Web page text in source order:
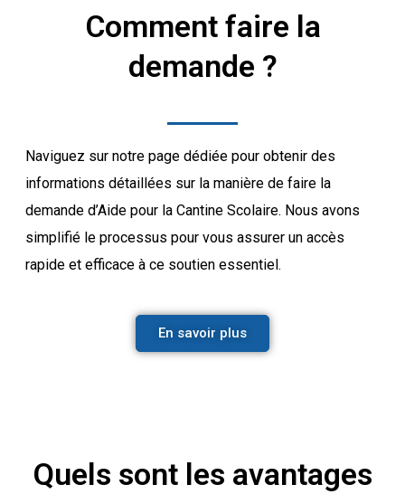
Comment faire la
demande ?
Naviguez sur notre page dédiée pour obtenir des
informations détaillées sur la manière de faire la
demande d’Aide pour la Cantine Scolaire. Nous avons
simplifié le processus pour vous assurer un accès
rapide et efficace à ce soutien essentiel.
En savoir plus
Quels sont les avantages